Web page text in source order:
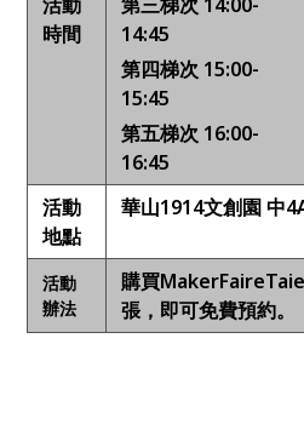
時間
14:45
第四梯次 15:00-
15:45
第五梯次 16:00-
16:45
活動
地點
華山1914文創園 中
活動
辦法
購買Ma
張，即可免費預約。